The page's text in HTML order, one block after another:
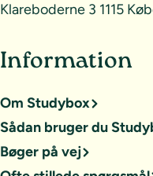
Klareboderne 3 1115
Information
Om Studybox
Sådan bruger du
Bøger på vej